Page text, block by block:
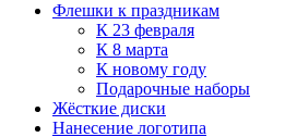
Флешки к праздникам
К 23 февраля
К 8 марта
К новому году
Подарочные наборы
Жёсткие диски
Нанесение логотипа